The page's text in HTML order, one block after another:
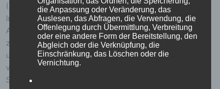
(5) das Datum und die Uhrzeit eines Zugriffs auf die
Internetseite, (6) eine Internet-Protokoll-Adresse (IP-
Adresse), (7) der Internet-Service-Provider des
zugreifenden Systems und (8) sonstige ähnliche Daten
und Informationen, die der Gefahrenabwehr im Falle
von Angriffen auf unsere informationstechnologischen
Systeme dienen.
die Anpassung oder Veränderung, das
Auslesen, das Abfragen, die Verwendung, die
Offenlegung durch Übermittlung, Verbreitung
oder eine andere Form der Bereitstellung, den
Abgleich oder die Verknüpfung, die
Einschränkung, das Löschen oder die
Vernichtung.